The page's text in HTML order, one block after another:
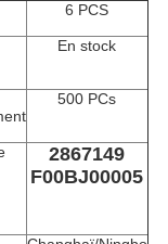
6 PCS
En stock
500 PCs
2867149
F00BJ00005